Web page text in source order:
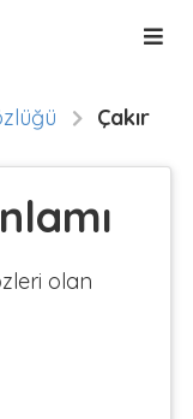
Çakır
olan